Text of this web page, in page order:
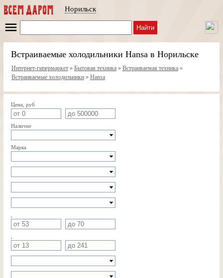
Норильск
Найти
Встраиваемые холодильники Hansa в Норильске
Интернет-гипермаркет» Бытовая техника» Встраиваемая техника»
Встраиваемые холодильники» Hansa
Цена, руб
Наличие
Марка